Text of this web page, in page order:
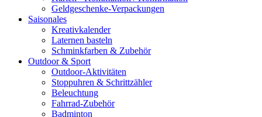
Geldgeschenke-Verpackungen
Saisonales
Kreativkalender
Laternen basteln
Schminkfarben & Zubehör
Outdoor & Sport
Outdoor-Aktivitäten
Stoppuhren & Schrittzähler
Beleuchtung
Fahrrad-Zubehör
Badminton